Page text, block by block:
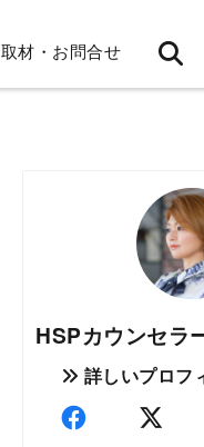
取材・お問合せ
HSPカウンセラ
詳しいプロフ